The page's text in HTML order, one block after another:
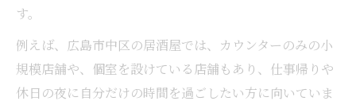
す。
例えば、広島市中区の居酒屋では、カウンターのみの小
規模店舗や、個室を設けている店舗もあり、仕事帰りや
休日の夜に自分だけの時間を過ごしたい方に向いていま